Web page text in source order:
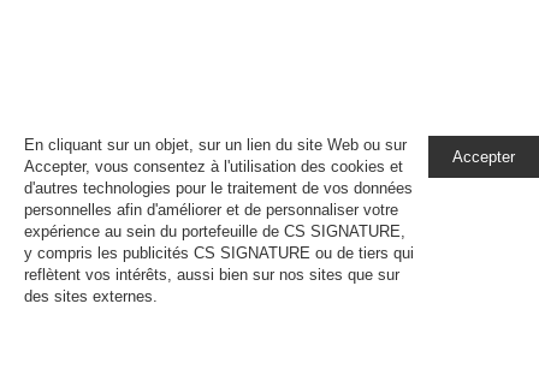
En cliquant sur un objet, sur un lien du site Web ou sur
Accepter, vous consentez à l'utilisation des cookies et
d'autres technologies pour le traitement de vos données
personnelles afin d'améliorer et de personnaliser votre
expérience au sein du portefeuille de CS SIGNATURE,
y compris les publicités CS SIGNATURE ou de tiers qui
reflètent vos intérêts, aussi bien sur nos sites que sur
des sites externes.
Accepter